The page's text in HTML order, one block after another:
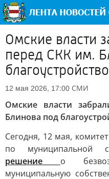
Омские власти
перед СКК им.
благоустройство
12 мая 2026, 17:00 СМИ
Омские власти
Блинова под
Сегодня, 12 мая,
по муниципальной
решение о
муниципальную